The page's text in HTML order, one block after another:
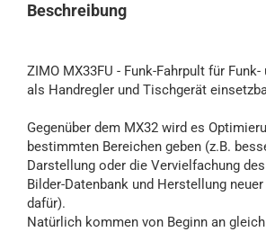
Beschreibung
ZIMO MX33FU - Funk-Fahrpult für
als Handregler und Tischgerät
Gegenüber dem MX32 wird es
bestimmten Bereichen geben (z.B.
Darstellung oder die Vervielfachung
Bilder-Datenbank und Herstellung
dafür).
Natürlich kommen von Beginn an